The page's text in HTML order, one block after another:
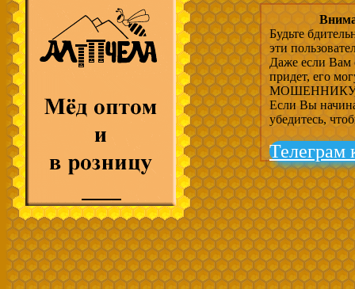
Будьте
эти
Даже если Вам
придет, его
МОШЕННИКУ,
Если Вы
убедитесь,
Телеграм